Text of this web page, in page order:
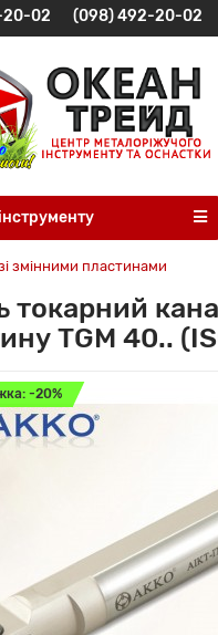
20-02 (098) 492-20-02
зі змінними пластинами
токарний
TGM 40..
-20%